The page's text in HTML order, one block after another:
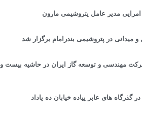
امرایی مدیر عامل پتروشیمی مارون
و میدانی در پتروشیمی بندرامام برگزار شد
مهندسی و توسعه گاز ایران در حاشیه بیست و
گذرگاه های عابر پیاده خیابان ده پاداد